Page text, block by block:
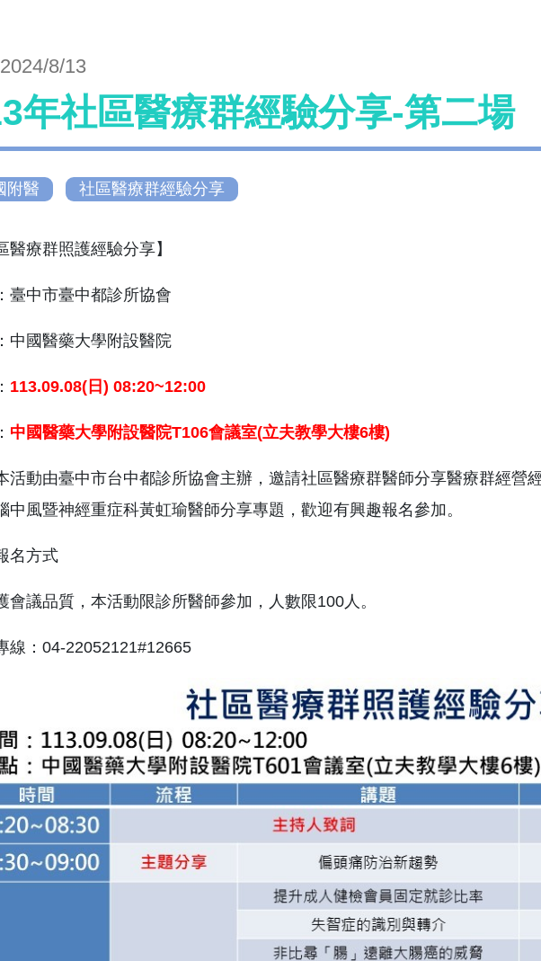
2024/8/13
年社區醫療群經驗分享-第二場
附醫 社區醫療群經驗分享
醫療群照護經驗分享】
臺中市臺中都診所協會
中國醫藥大學附設醫院
113.09.08( 日 ) 08:20~12:00
中國醫藥大學附設醫院T106會議室(立夫教學大樓6樓)
活動由臺中市台中都診所協會主辦，邀請社區醫療群醫師分享醫療群經營
中風暨神經重症科黃虹瑜醫師分享專題，歡迎有興趣報名參加。
名方式
會議品質，本活動限診所醫師參加，人數限100人。
線：04-22052121#12665